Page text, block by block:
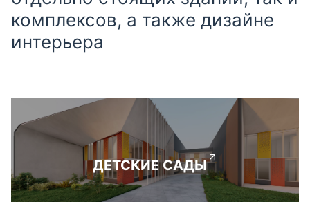
комплексов, а также дизайне
интерьера
ДЕТСКИЕ САДЫ